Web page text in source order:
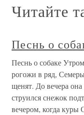
Читайте
Песнь о
Песнь о собаке
рогожи в ряд,
щенят. До вечера
струился снежок
вечером, когда